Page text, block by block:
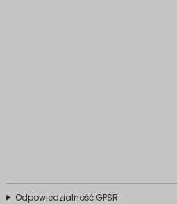
Odpowiedzialność GPSR